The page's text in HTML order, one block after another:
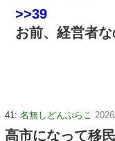
>>39
お前、経営者な
41: 名無しどんぶらこ
高市になって移